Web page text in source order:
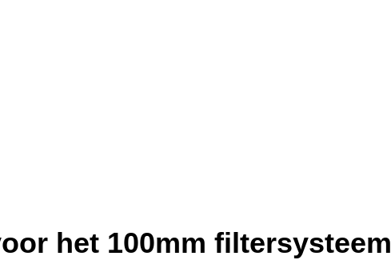
het 100mm filtersysteem